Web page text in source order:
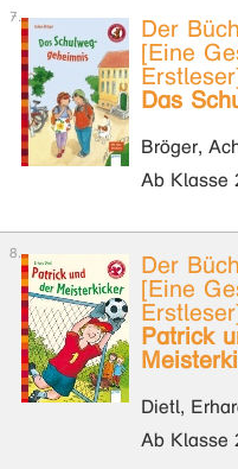
Der
[Eine
Das
Bröger,
Ab Klasse
Der
[Eine
Patrick
Dietl,
Ab Klasse